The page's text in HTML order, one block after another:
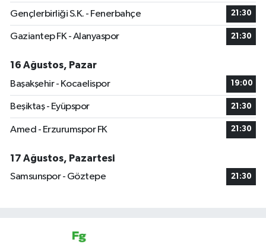
Gençlerbirliği S.K. - Fenerbahçe 21:30
Gaziantep FK - Alanyaspor 21:30
16 Ağustos, Pazar
Başakşehir - Kocaelispor
19:00
Beşiktaş - Eyüpspor 21:30
Amed - Erzurumspor FK 21:30
17 Ağustos, Pazartesi
Samsunspor - Göztepe
21:30